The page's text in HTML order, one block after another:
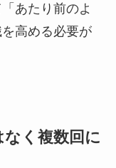
あたり前のよ
高める必要が
く複数回に